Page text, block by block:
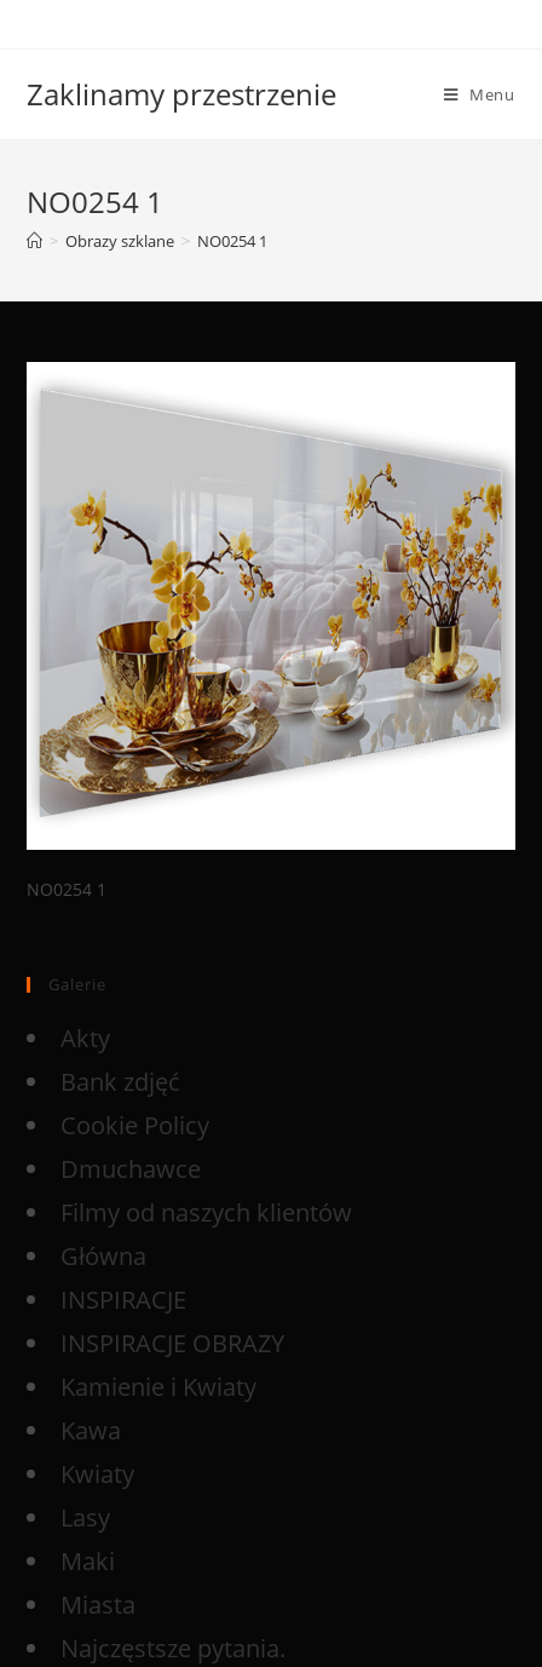
Zaklinamy przestrzenie Menu
NO0254 1
> Obrazy szklane > NO0254 1
NO0254 1
Galerie
Akty
Bank zdjęć
Cookie Policy
Dmuchawce
Filmy od naszych klientów
Główna
INSPIRACJE
INSPIRACJE OBRAZY
Kamienie i Kwiaty
Kawa
Kwiaty
Lasy
Maki
Miasta
Najczęstsze pytania.